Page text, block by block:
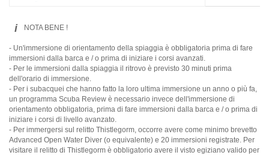
i NOTA BENE !
- Un'immersione di orientamento della spiaggia è obbligatoria prima di fare
immersioni dalla barca e / o prima di iniziare i corsi avanzati.
- Per le immersioni dalla spiaggia il ritrovo è previsto 30 minuti prima
dell'orario di immersione.
- Per i subacquei che hanno fatto la loro ultima immersione un anno o più fa,
un programma Scuba Review è necessario invece dell'immersione di
orientamento obbligatoria, prima di fare immersioni dalla barca e / o prima di
iniziare i corsi di livello avanzato.
- Per immergersi sul relitto Thistlegorm, occorre avere come minimo brevetto
Advanced Open Water Diver (o equivalente) e 20 immersioni registrate. Per
visitare il relitto di Thistlegorm è obbligatorio avere il visto egiziano valido per